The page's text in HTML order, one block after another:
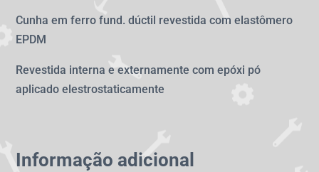
Cunha em ferro fund. dúctil revestida com elastômero
EPDM
Revestida interna e externamente com epóxi pó
aplicado elestrostaticamente
Informação adicional